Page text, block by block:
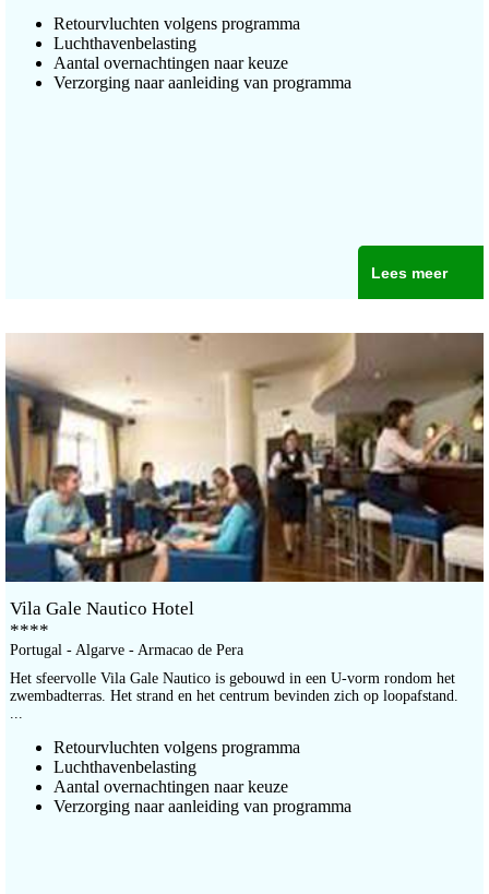
Retourvluchten volgens programma
Luchthavenbelasting
Aantal overnachtingen naar keuze
Verzorging naar aanleiding van programma
Lees meer
Vila Gale Nautico Hotel
****
Portugal - Algarve - Armacao de Pera
Het sfeervolle Vila Gale Nautico is gebouwd in een U-vorm rondom het
zwembadterras. Het strand en het centrum bevinden zich op loopafstand.
...
Retourvluchten volgens programma
Luchthavenbelasting
Aantal overnachtingen naar keuze
Verzorging naar aanleiding van programma